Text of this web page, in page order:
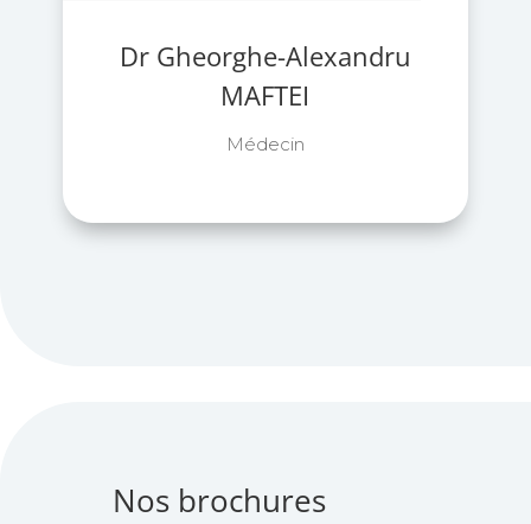
Dr Gheorghe-Alexandru
MAFTEI
Médecin
Nos brochures